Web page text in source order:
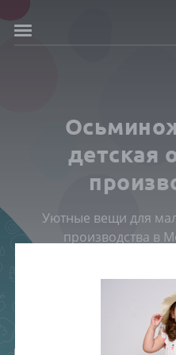
детская
Уютные вещи для
производства в